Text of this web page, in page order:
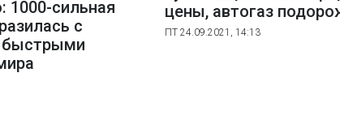
1000-сильная
с
цены, автогаз
ПТ 24.09.2021, 14:13